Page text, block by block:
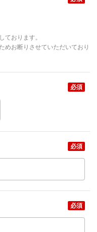
ております。
めお断りさせていただいており
必須
必須
必須